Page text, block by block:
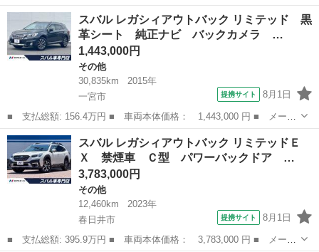
名： スバル ■ 車種名： レヴォーグ ■ グレード名： ＧＴ－
Ｈ ＥＸ ＳＴＩフロントサイドリアスポイラー ＬＥＤライナー
純正１１．６...
愛知 安城市
スバル レガシィアウトバック リミテッド 黒
革シート 純正ナビ バックカメラ …
1,443,000円
その他
30,835km
2015年
一宮市
提携サイト 8月1日
■ 支払総額: 156.4万円 ■ 車両本体価格： 1,443,000 円 ■ メーカ
ー名： スバル ■ 車種名： レガシィアウトバック ■ グレード
名： リミテッド 黒革シート 純正ナビ バックカメラ ドライブ
レコーダー...
愛知 一宮市
スバル レガシィアウトバック リミテッドＥ
Ｘ 禁煙車 Ｃ型 パワーバックドア …
3,783,000円
その他
12,460km
2023年
春日井市
提携サイト 8月1日
■ 支払総額: 395.9万円 ■ 車両本体価格： 3,783,000 円 ■ メーカ